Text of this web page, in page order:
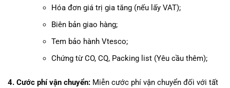
Hóa đơn giá trị gia tăng (nếu lấy VAT);
Biên bản giao hàng;
Tem bảo hành Vtesco;
Chứng từ CO, CQ, Packing list (Yêu cầu thêm);
4. Cước phí vận chuyển: Miễn cước phí vận chuyển đối với tất